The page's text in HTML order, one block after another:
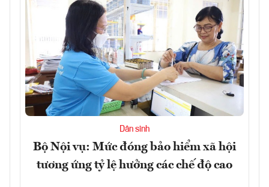
Dân sinh
Bộ Nội vụ: Mức đóng bảo hiểm xã hội
tương ứng tỷ lệ hưởng các chế độ cao